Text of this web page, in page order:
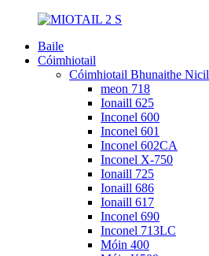
Baile
Cóimhiotail
Cóimhiotail Bhunaithe Nicil
meon 718
Ionaill 625
Inconel 600
Inconel 601
Inconel 602CA
Inconel X-750
Ionaill 725
Ionaill 686
Ionaill 617
Inconel 690
Inconel 713LC
Móin 400